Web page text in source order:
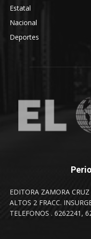
Estatal
Nacional
Deportes
EDITORA ZAMORA
ALTOS 2 FRACC.
TELEFONOS . 6262241,